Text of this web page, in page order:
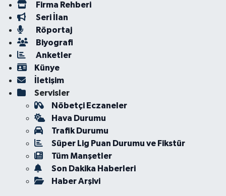
Firma Rehberi
Seri İlan
Röportaj
Biyografi
Anketler
Künye
İletişim
Servisler
Nöbetçi Eczaneler
Hava Durumu
Trafik Durumu
Süper Lig Puan Durumu ve Fikstür
Tüm Manşetler
Son Dakika Haberleri
Haber Arşivi